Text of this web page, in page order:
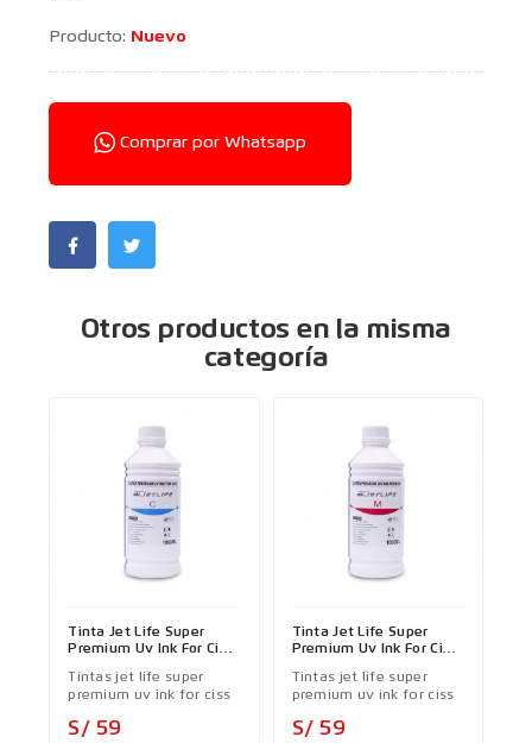
Producto: Nuevo
Comprar por Whatsapp
Otros productos en la misma
categoría
Tinta Jet Life Super
Premium Uv Ink For Ciss
Tintas jet life super
premium uv ink for ciss
S/ 59
Tinta Jet Life Super
Premium Uv Ink For Ciss
Tintas jet life super
premium uv ink for ciss
S/ 59